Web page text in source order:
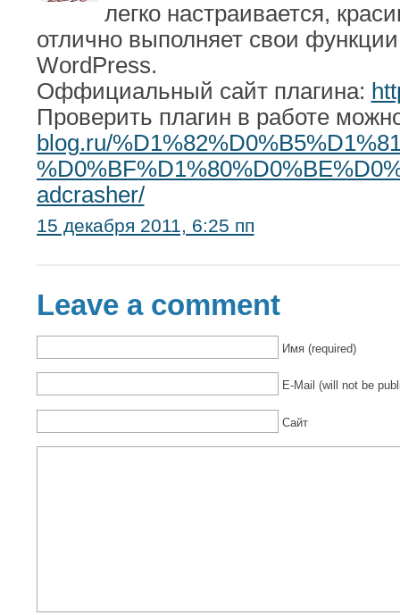
легко настраивается,
отлично выполняет свои
WordPress.
Оффициальный сайт плагина:
Проверить плагин в работе
blog.ru/
adcrasher/
15 декабря 2011, 6:25 пп
Leave a comment
Имя (required)
E-Mail (will not be
Сайт